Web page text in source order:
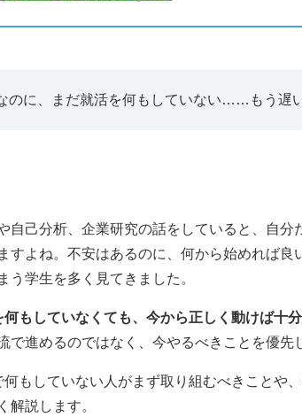
のに、まだ就活を何もしていない……もう遅い
自己分析、企業研究の話をしていると、自分
すよね。不安はあるのに、何から始めれば良
う学生を多く見てきました。
何もしていなくても、今から正しく動けば十
で進めるのではなく、今やるべきことを優先
もしていない人がまず取り組むべきことや
解説します。